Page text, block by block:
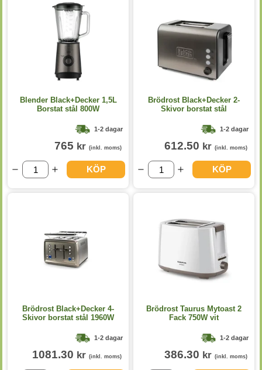
Blender Black+Decker 1,5L
Borstat stål 800W
1-2 dagar
765 kr (inkl. moms)
KÖP
Brödrost Black+Decker 2-
Skivor borstat stål
1-2 dagar
612.50 kr (inkl. moms)
KÖP
Brödrost Black+Decker 4-
Skivor borstat stål 1960W
1-2 dagar
1081.30 kr (inkl. moms)
Brödrost Taurus Mytoast 2
Fack 750W vit
1-2 dagar
386.30 kr (inkl. moms)